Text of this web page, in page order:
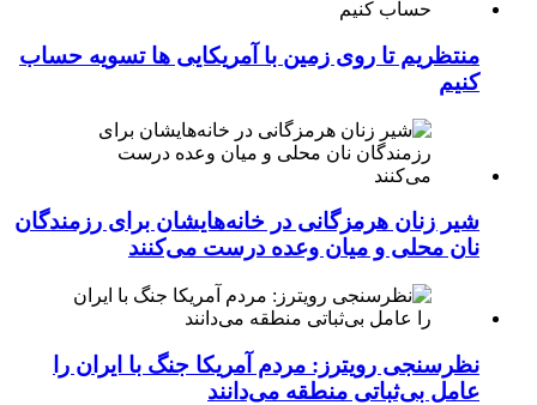
منتظریم تا روی زمین با آمریکایی ها تسویه حساب
کنیم
شیر زنان هرمزگانی در خانه‌هایشان برای رزمندگان
نان محلی و میان وعده درست می‌کنند
نظرسنجی رویترز: مردم آمریکا جنگ با ایران را
عامل بی‌ثباتی منطقه می‌دانند